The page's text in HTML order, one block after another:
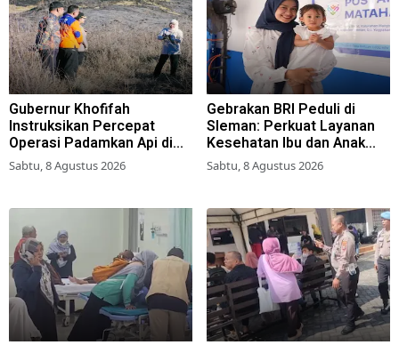
Gubernur Khofifah
Instruksikan Percepat
Operasi Padamkan Api di
Wisata Bromo
Sabtu, 8 Agustus 2026
Gebrakan BRI Peduli di
Sleman: Perkuat Layanan
Kesehatan Ibu dan Anak
Lewat Program Desa
Brilian 1000 HPK
Sabtu, 8 Agustus 2026